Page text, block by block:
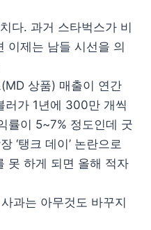
다. 과거 스타벅스가 비
이제는 남들 시선을 의
상품) 매출이 연간
가 1년에 300만 개씩
률이 5~7% 정도인데 굿
‘탱크 데이’ 논란으로
못 하게 되면 올해 적자
과는 아무것도 바꾸지